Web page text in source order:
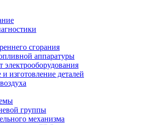
сгорания
аппаратуры
электрооборудования
изготовление деталей
группы
механизма